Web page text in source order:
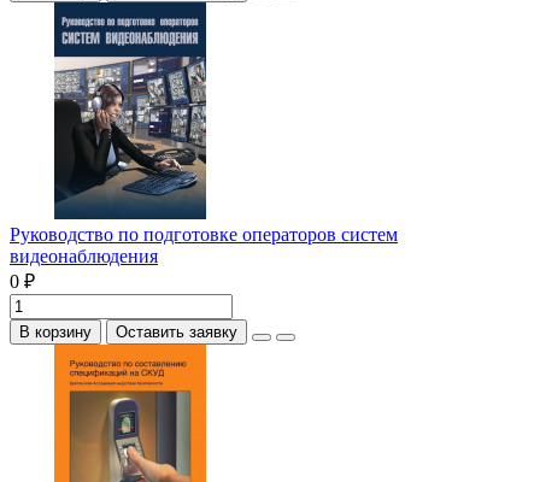
Руководство по подготовке операторов систем
видеонаблюдения
0 ₽
В корзину Оставить заявку